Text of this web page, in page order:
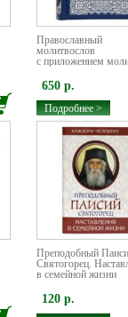
Православный
молитвослов
с приложением
650 р.
Подробнее >
Преподобный
Святогорец.
в семейной жизни
120 р.